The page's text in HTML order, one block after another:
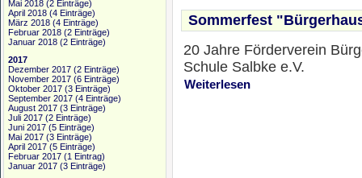
Mai 2018 (2 Einträge)
April 2018 (4 Einträge)
März 2018 (4 Einträge)
Februar 2018 (2 Einträge)
Januar 2018 (2 Einträge)
2017
Dezember 2017 (2 Einträge)
November 2017 (6 Einträge)
Oktober 2017 (3 Einträge)
September 2017 (4 Einträge)
August 2017 (3 Einträge)
Juli 2017 (2 Einträge)
Juni 2017 (5 Einträge)
Mai 2017 (3 Einträge)
April 2017 (5 Einträge)
Februar 2017 (1 Eintrag)
Januar 2017 (3 Einträge)
Sommerfest
20 Jahre Förderverein
Schule Salbke e.V.
Weiterlesen